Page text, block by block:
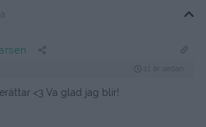
<3 Va glad jag blir!